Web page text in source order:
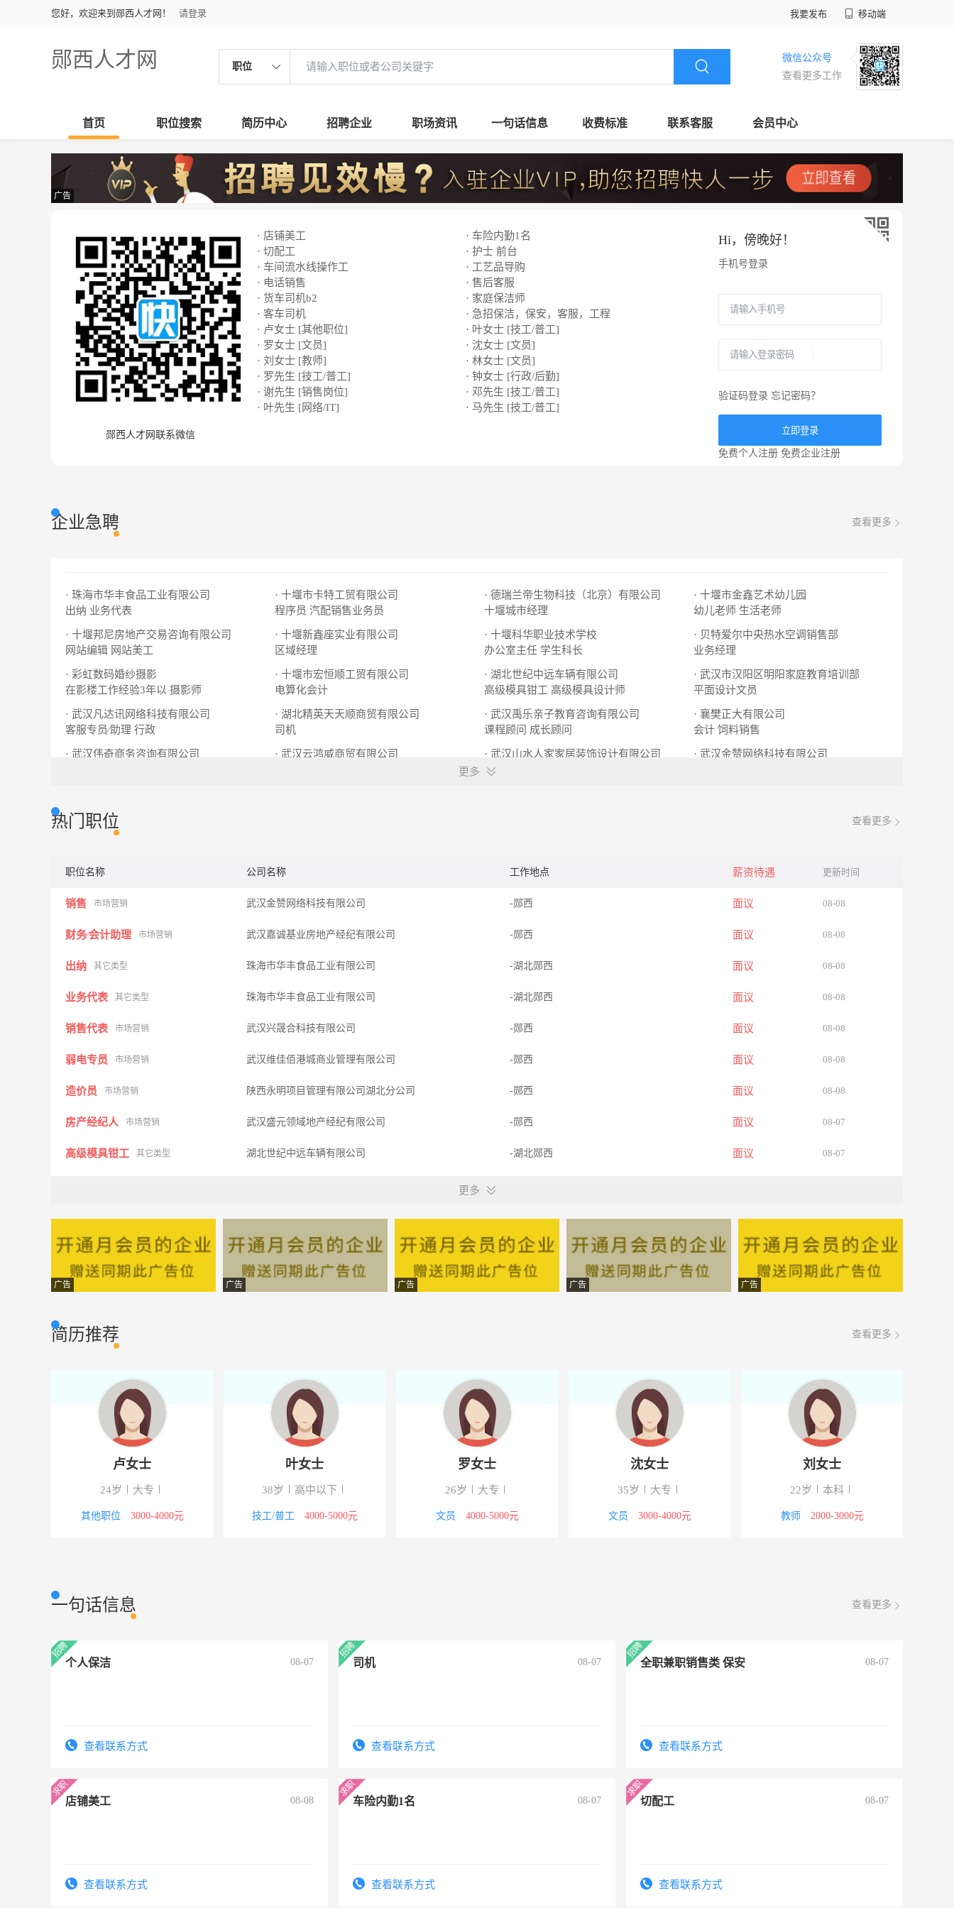
您好，欢迎来到郧西人才网！ 请登录 我要发布 移动端
郧西人才网 职位
微信公众号
查看更多工作
首页 职位搜索 简历中心 招聘企业 职场资讯 一句话信息 收费标准 联系客服 会员中心
广告
郧西人才网联系微信
· 店铺美工
· 车险内勤1名
· 切配工
· 护士 前台
· 车间流水线操作工
· 工艺品导购
· 电话销售
· 售后客服
· 货车司机b2
· 家庭保洁师
· 客车司机
· 急招保洁，保安，客服，工程
· 卢女士 [其他职位]
· 叶女士 [技工/普工]
· 罗女士 [文员]
· 沈女士 [文员]
· 刘女士 [教师]
· 林女士 [文员]
· 罗先生 [技工/普工]
· 钟女士 [行政/后勤]
· 谢先生 [销售岗位]
· 邓先生 [技工/普工]
· 叶先生 [网络/IT]
· 马先生 [技工/普工]
Hi， 傍晚好！
手机号登录
验证码登录 忘记密码？
立即登录
免费个人注册 免费企业注册
企业急聘 查看更多
· 珠海市华丰食品工业有限公司
出纳 业务代表
· 十堰市卡特工贸有限公司
程序员 汽配销售业务员
· 德瑞兰帝生物科技（北京）有限公司
十堰城市经理
· 十堰市金鑫艺术幼儿园
幼儿老师 生活老师
· 十堰邦尼房地产交易咨询有限公司
网站编辑 网站美工
· 十堰新鑫座实业有限公司
区域经理
· 十堰科华职业技术学校
办公室主任 学生科长
· 贝特爱尔中央热水空调销售部
业务经理
· 彩虹数码婚纱摄影
在影楼工作经验3年以 摄影师
· 十堰市宏恒顺工贸有限公司
电算化会计
· 湖北世纪中远车辆有限公司
高级模具钳工 高级模具设计师
· 武汉市汉阳区明阳家庭教育培训部
平面设计文员
· 武汉凡达讯网络科技有限公司
客服专员∕助理 行政
· 湖北精英天天顺商贸有限公司
司机
· 武汉禹乐亲子教育咨询有限公司
课程顾问
成长顾问
· 襄樊正大有限公司
会计 饲料销售
· 武汉伟奇商务咨询有限公司
· 武汉云鸿威商贸有限公司
· 武汉山水人家家居装饰设计有限公司
设计师
· 武汉金赞网络科技有限公司
更多
热门职位 查看更多
职位名称 公司名称 工作地点 薪资待遇 更新时间
销售 市场营销 武汉金赞网络科技有限公司 -郧西 面议 08-08
财务∕会计助理 市场营销 武汉嘉诚基业房地产经纪有限公司 -郧西 面议 08-08
出纳 其它类型 珠海市华丰食品工业有限公司 -湖北郧西 面议 08-08
业务代表 其它类型 珠海市华丰食品工业有限公司 -湖北郧西 面议 08-08
销售代表 市场营销 武汉兴晟合科技有限公司 -郧西 面议 08-08
弱电专员 市场营销 武汉维佳佰港城商业管理有限公司 -郧西 面议 08-08
造价员 市场营销 陕西永明项目管理有限公司湖北分公司 -郧西 面议 08-08
房产经纪人 市场营销 武汉盛元领域地产经纪有限公司 -郧西 面议 08-07
高级模具钳工 其它类型 湖北世纪中远车辆有限公司 -湖北郧西 面议 08-07
前台接待 市场营销 郧西县咔乐童画 -郧西 面议 08-07
装修装潢设计 市场营销 武汉天一丰装饰工程有限公司 -郧西 面议 08-07
业务员 市场营销
网站美工 其它类型 十堰邦尼房地产交易咨询有限公司 -湖北郧西 08-07
书法老师 市场营销 郧西县咔乐童画 -郧西县武商量贩斜对面公交车中转站对面 08-07
在影楼工作经验3年以 彩虹数码婚纱摄影 08-07
课程顾问 市场营销 武汉禹乐亲子教育咨询有限公司 08-07
更多
广告 广告 广告 广告 广告
简历推荐 查看更多
卢女士
24岁 大专
其他职位 3000-4000元
叶女士
38岁 高中以下
技工/普工 4000-5000元
罗女士
26岁 大专
文员 4000-5000元
沈女士
35岁 大专
文员 3000-4000元
刘女士
22岁 本科
教师 2000-3000元
一句话信息 查看更多
个人保洁 08-07
查看联系方式
司机 08-07
查看联系方式
全职兼职销售类 保安 08-07
查看联系方式
店铺美工 08-08
查看联系方式
车险内勤1名 08-07
查看联系方式
切配工 08-07
查看联系方式